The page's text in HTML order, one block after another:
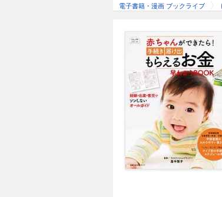
電子書籍・漫画 ブックライブ